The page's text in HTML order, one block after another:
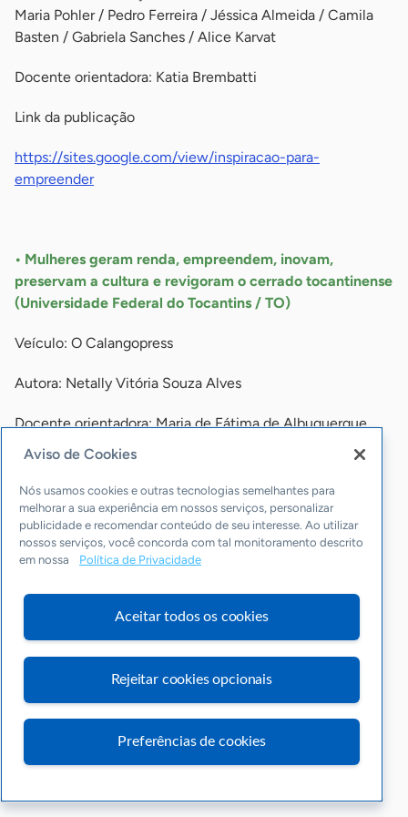
Maria Pohler / Pedro Ferreira / Jéssica Almeida / Camila
Basten / Gabriela Sanches / Alice Karvat
Docente orientadora: Katia Brembatti
Link da publicação
https://sites.google.com/view/inspiracao-para-
empreender
• Mulheres geram renda, empreendem, inovam,
preservam a cultura e revigoram o cerrado tocantinense
(Universidade Federal do Tocantins / TO)
Veículo: O Calangopress
Autora: Netally Vitória Souza Alves
Docente orientadora: Maria de Fátima de Albuquerque
Caracristi
Link da publicação
Mulheres geram renda, empreendem, inovam,
cerrado tocantinense
Aviso de Cookies
Nós usamos cookies e outras tecnologias semelhantes para
melhorar a sua experiência em nossos serviços, personalizar
publicidade e recomendar conteúdo de seu interesse. Ao utilizar
nossos serviços, você concorda com tal monitoramento descrito
em nossa
Política de Privacidade
Aceitar todos os cookies
Rejeitar cookies opcionais
Preferências de cookies